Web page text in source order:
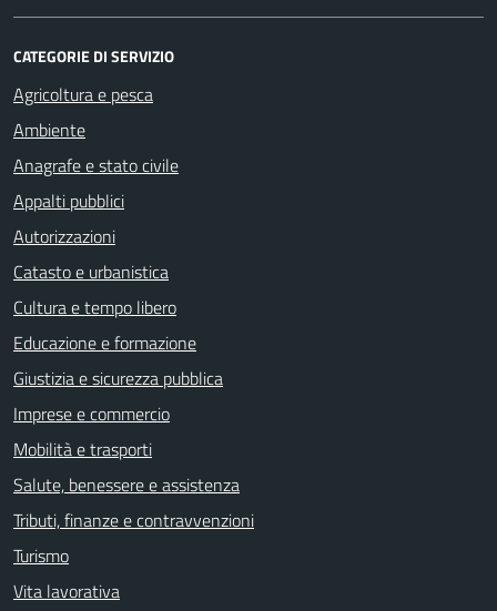
CATEGORIE DI SERVIZIO
Agricoltura e pesca
Ambiente
Anagrafe e stato civile
Appalti pubblici
Autorizzazioni
Catasto e urbanistica
Cultura e tempo libero
Educazione e formazione
Giustizia e sicurezza pubblica
Imprese e commercio
Mobilità e trasporti
Salute, benessere e assistenza
Tributi, finanze e contravvenzioni
Turismo
Vita lavorativa